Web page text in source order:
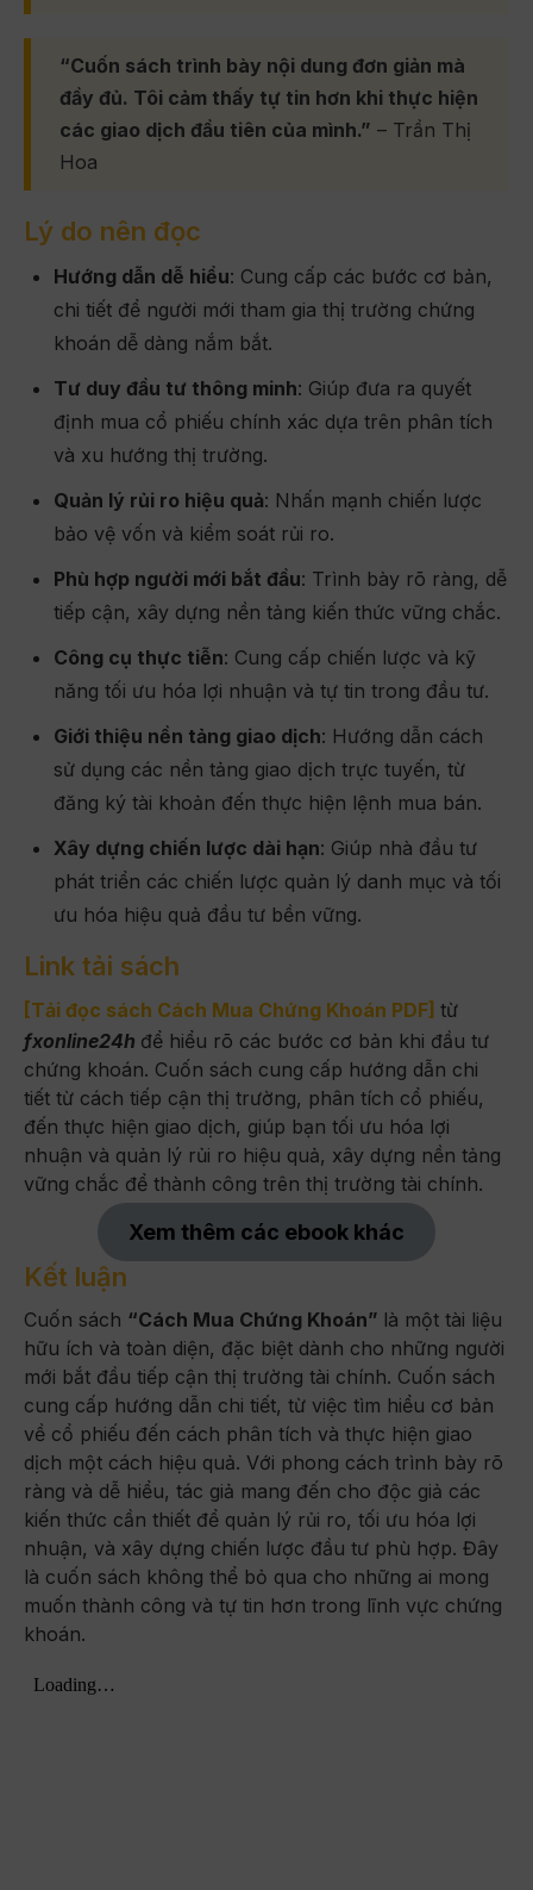
“Cuốn sách trình bày nội dung đơn giản mà
đầy đủ. Tôi cảm thấy tự tin hơn khi thực hiện
các giao dịch đầu tiên của mình.” – Trần Thị
Hoa
Lý do nên đọc
Hướng dẫn dễ hiểu: Cung cấp các bước cơ bản,
chi tiết để người mới tham gia thị trường chứng
khoán dễ dàng nắm bắt.
Tư duy đầu tư thông minh: Giúp đưa ra quyết
định mua cổ phiếu chính xác dựa trên phân tích
và xu hướng thị trường.
Quản lý rủi ro hiệu quả: Nhấn mạnh chiến lược
bảo vệ vốn và kiểm soát rủi ro.
Phù hợp người mới bắt đầu: Trình bày rõ ràng, dễ
tiếp cận, xây dựng nền tảng kiến thức vững chắc.
Công cụ thực tiễn: Cung cấp chiến lược và kỹ
năng tối ưu hóa lợi nhuận và tự tin trong đầu tư.
Giới thiệu nền tảng giao dịch: Hướng dẫn cách
sử dụng các nền tảng giao dịch trực tuyến, từ
đăng ký tài khoản đến thực hiện lệnh mua bán.
Xây dựng chiến lược dài hạn: Giúp nhà đầu tư
phát triển các chiến lược quản lý danh mục và tối
ưu hóa hiệu quả đầu tư bền vững.
Link tải sách
[Tải đọc sách Cách Mua Chứng Khoán PDF] từ
fxonline24h để hiểu rõ các bước cơ bản khi đầu tư
chứng khoán. Cuốn sách cung cấp hướng dẫn chi
tiết từ cách tiếp cận thị trường, phân tích cổ phiếu,
đến thực hiện giao dịch, giúp bạn tối ưu hóa lợi
nhuận và quản lý rủi ro hiệu quả, xây dựng nền tảng
vững chắc để thành công trên thị trường tài chính.
Xem thêm các ebook khác
Kết luận
Cuốn sách “Cách Mua Chứng Khoán” là một tài liệu
hữu ích và toàn diện, đặc biệt dành cho những người
mới bắt đầu tiếp cận thị trường tài chính. Cuốn sách
cung cấp hướng dẫn chi tiết, từ việc tìm hiểu cơ bản
về cổ phiếu đến cách phân tích và thực hiện giao
dịch một cách hiệu quả. Với phong cách trình bày rõ
ràng và dễ hiểu, tác giả mang đến cho độc giả các
kiến thức cần thiết để quản lý rủi ro, tối ưu hóa lợi
nhuận, và xây dựng chiến lược đầu tư phù hợp. Đây
là cuốn sách không thể bỏ qua cho những ai mong
muốn thành công và tự tin hơn trong lĩnh vực chứng
khoán.